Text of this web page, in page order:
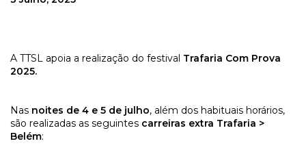
A TTSL apoia a realização do festival Trafaria Com Prova
2025.
Nas noites de 4 e 5 de julho, além dos habituais horários,
são realizadas as seguintes carreiras extra Trafaria >
Belém: